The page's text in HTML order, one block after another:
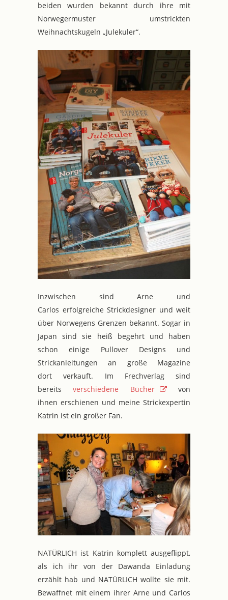
beiden wurden bekannt durch ihre mit
Norwegermuster umstrickten
Weihnachtskugeln „Julekuler“.
Inzwischen sind Arne und
Carlos erfolgreiche Strickdesigner und weit
über Norwegens Grenzen bekannt. Sogar in
Japan sind sie heiß begehrt und haben
schon einige Pullover Designs und
Strickanleitungen an große Magazine
dort verkauft. Im Frechverlag sind
bereitsverschiedene Bücher
von
ihnen erschienen und meine Strickexpertin
Katrin ist ein großer Fan.
NATÜRLICH ist Katrin komplett ausgeflippt,
als ich ihr von der Dawanda Einladung
erzählt hab und NATÜRLICH wollte sie mit.
Bewaffnet mit einem ihrer Arne und Carlos